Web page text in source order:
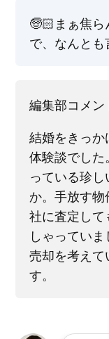
🧓🏻まぁ焦
で、なんとも
編集部コメン
結婚をきっ
体験談でし
っている珍
か。手放す
社に査定し
しゃってい
売却を考え
す。